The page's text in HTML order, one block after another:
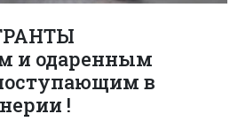
и одаренным
в
!